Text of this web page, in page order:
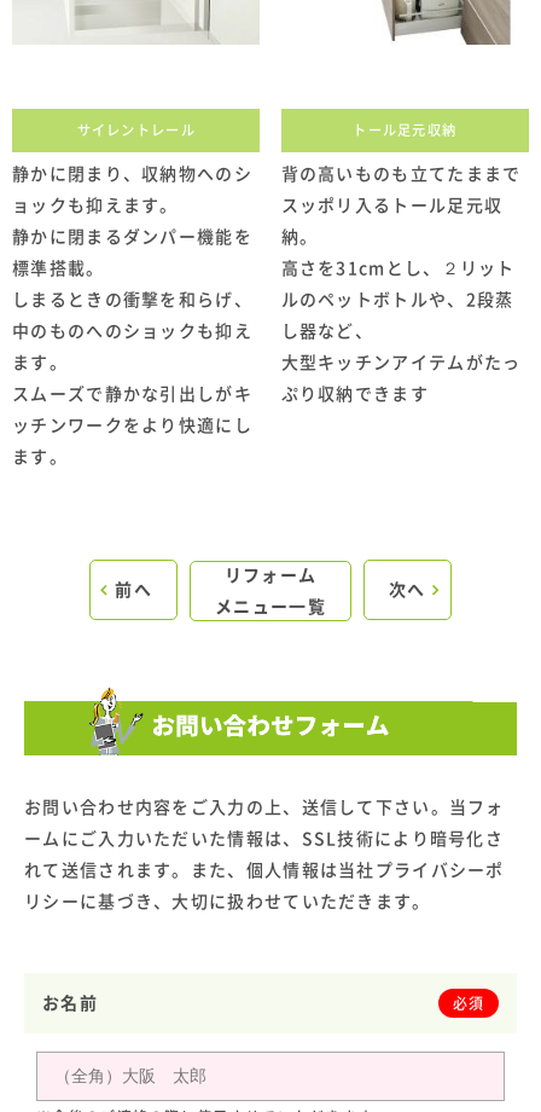
サイレントレール
静かに閉まり、収納物へのシ
ョックも抑えます。
静かに閉まるダンパー機能を
標準搭載。
しまるときの衝撃を和らげ、
中のものへのショックも抑え
ます。
スムーズで静かな引出しがキ
ッチンワークをより快適にし
ます。
トール足元収納
背の高いものも立てたままで
スッポリ入るトール足元収
納。
高さを31cmとし、２リット
ルのペットボトルや、2段蒸
し器など、
大型キッチンアイテムがたっ
ぷり収納できます
前へ
リフォーム
メニュー一覧
次へ
お問い合わせ内容をご入力の上、送信して下さい。当フォ
ームにご入力いただいた情報は、SSL技術により暗号化さ
れて送信されます。また、個人情報は当社プライバシーポ
リシーに基づき、大切に扱わせていただきます。
お名前 必須